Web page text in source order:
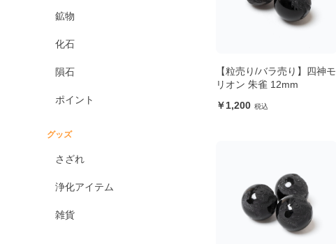
鉱物
化石
隕石
ポイント
グッズ
さざれ
浄化アイテム
雑貨
【粒売り/バラ売り】四神モ
リオン 朱雀 12mm
1,200